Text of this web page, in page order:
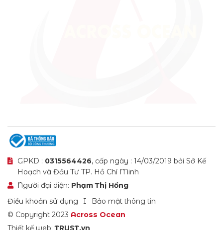
GPKD : 0315564426, cấp ngày : 14/03/2019 bởi Sở Kế
Hoạch và Đầu Tư TP. Hồ Chí Minh
Người đại diện: Phạm Thị Hồng
Điều khoản sử dụng
Bảo mật thông tin
© Copyright 2023 Across Ocean
Thiết kế web:TRUST.vn